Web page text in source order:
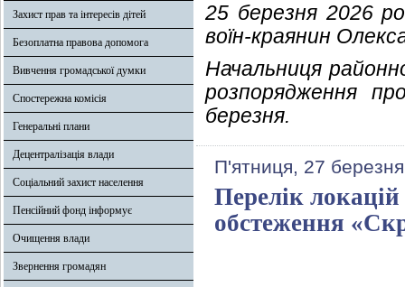
Захист прав та інтересів дітей
Безоплатна правова допомога
Вивчення громадської думки
Спостережна комісія
Генеральні плани
Децентралізація влади
Соціальний захист населення
Пенсійний фонд інформує
Очищення влади
Звернення громадян
25 березня 2026
воїн-краянин
Начальниця
розпорядження
березня.
П'ятниця, 27
Перелік
обстеження